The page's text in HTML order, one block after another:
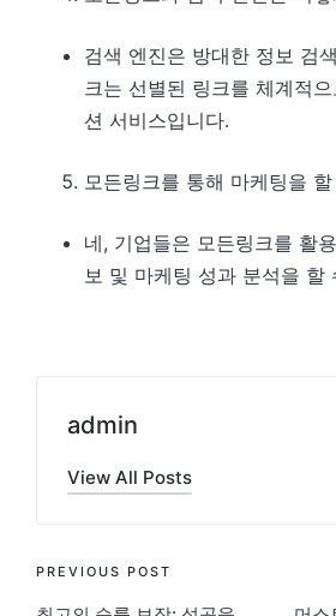
검색 엔진은 방대한 정보 검
크는 선별된 링크를 체계적
션 서비스입니다.
모든링크를 통해 마케팅을
네, 기업들은 모든링크를 활
보 및 마케팅 성과 분석을 할
admin
View All Posts
Post
PREVIOUS POST